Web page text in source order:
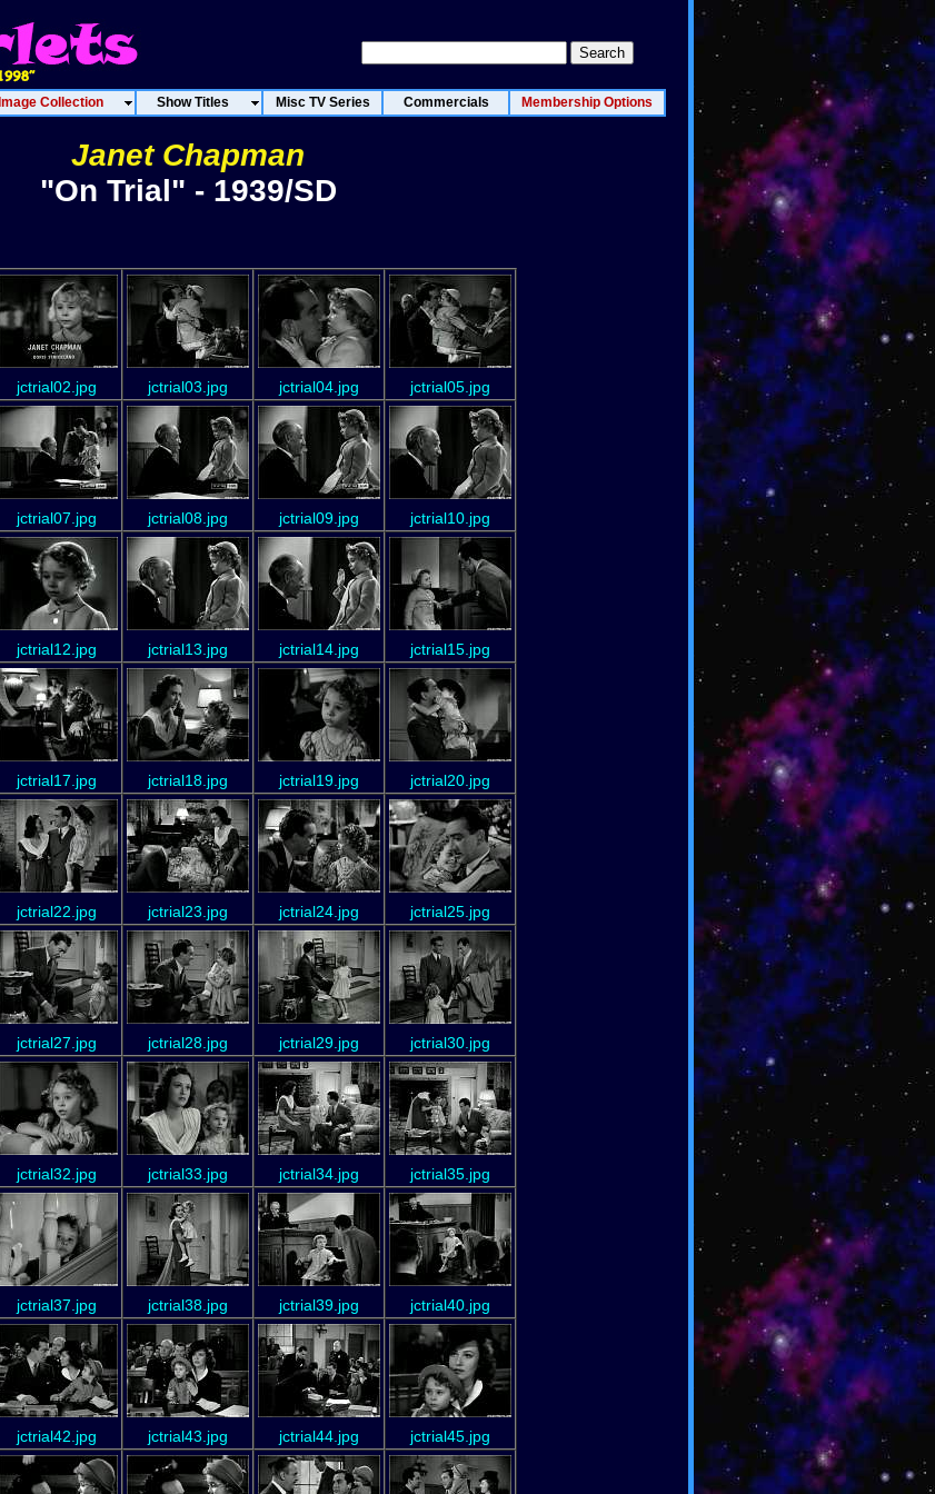
Image Collection Show Titles Misc TV Series Commercials Membership Options
Janet Chapman
"On Trial" - 1939/SD
jctrial02.jpg jctrial03.jpg jctrial04.jpg jctrial05.jpg
jctrial07.jpg jctrial08.jpg jctrial09.jpg jctrial10.jpg
jctrial12.jpg jctrial13.jpg jctrial14.jpg jctrial15.jpg
jctrial17.jpg jctrial18.jpg jctrial19.jpg jctrial20.jpg
jctrial22.jpg jctrial23.jpg jctrial24.jpg jctrial25.jpg
jctrial27.jpg jctrial28.jpg jctrial29.jpg jctrial30.jpg
jctrial32.jpg jctrial33.jpg jctrial34.jpg jctrial35.jpg
jctrial37.jpg jctrial38.jpg jctrial39.jpg jctrial40.jpg
jctrial42.jpg jctrial43.jpg jctrial44.jpg jctrial45.jpg